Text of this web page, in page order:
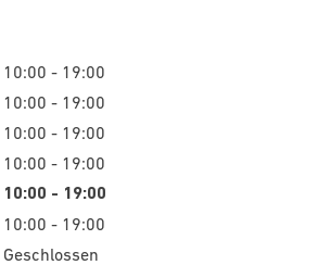
10:00 - 19:00
10:00 - 19:00
10:00 - 19:00
10:00 - 19:00
10:00 - 19:00
10:00 - 19:00
Geschlossen